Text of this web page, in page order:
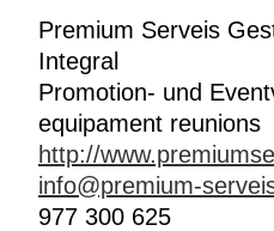
Premium Serveis
Integral
Promotion- und
equipament reunions
http://
info@premium-
977 300 625